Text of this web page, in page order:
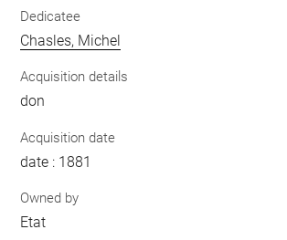
Dedicatee
Chasles, Michel
Acquisition details
don
Acquisition date
date : 1881
Owned by
Etat